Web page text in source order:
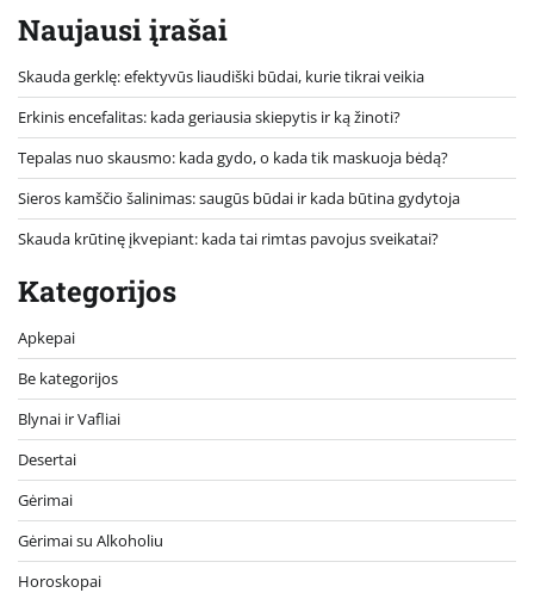
Naujausi įrašai
Skauda gerklę: efektyvūs liaudiški būdai, kurie tikrai veikia
Erkinis encefalitas: kada geriausia skiepytis ir ką žinoti?
Tepalas nuo skausmo: kada gydo, o kada tik maskuoja bėdą?
Sieros kamščio šalinimas: saugūs būdai ir kada būtina gydytoja
Skauda krūtinę įkvepiant: kada tai rimtas pavojus sveikatai?
Kategorijos
Apkepai
Be kategorijos
Blynai ir Vafliai
Desertai
Gėrimai
Gėrimai su Alkoholiu
Horoskopai